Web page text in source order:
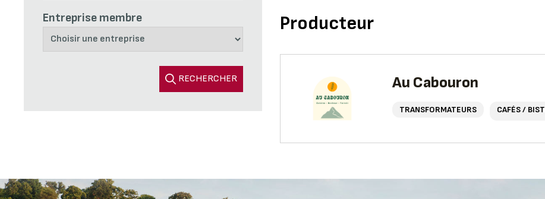
Entreprise membre
RECHERCHER
Producteur
Au Cabouron
TRANSFORMATEURS CAFÉS /